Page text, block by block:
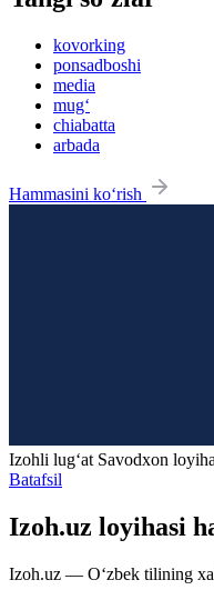
kovorking
ponsadboshi
media
mug‘
chiabatta
arbada
Hammasini ko‘rish
Izohli lugʻat Savodxon
Batafsil
Izoh.uz loyihasi
Izoh.uz — O‘zbek tilining